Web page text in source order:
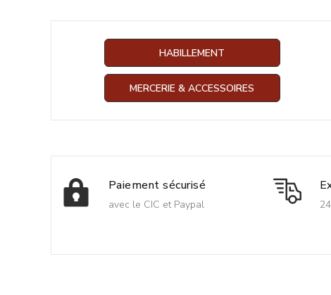
HABILLEMENT
MERCERIE & ACCESSOIRES
Paiement sécurisé
avec le CIC et Paypal